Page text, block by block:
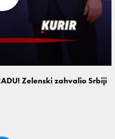
Zelenski zahvalio Srbiji